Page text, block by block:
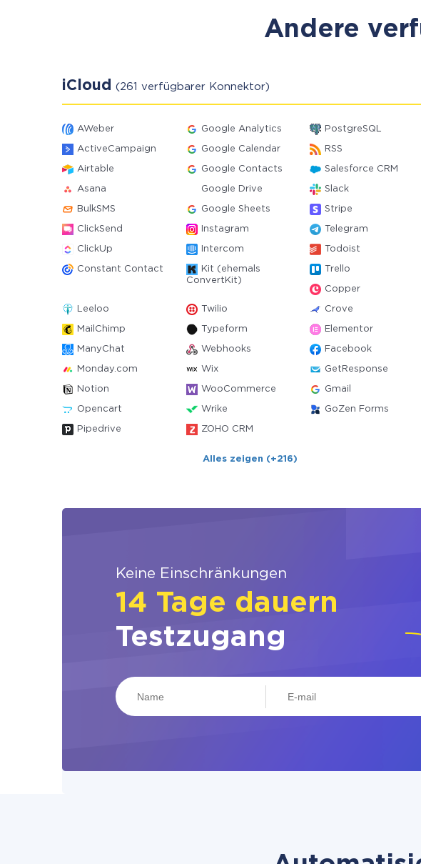
Andere
iCloud (261 verfügbarer Konnektor)
AWeber Google Analytics PostgreSQL
ActiveCampaign Google Calendar RSS
Airtable Google Contacts Salesforce CRM
Asana Google Drive Slack
BulkSMS Google Sheets Stripe
ClickSend Instagram Telegram
ClickUp Intercom Todoist
Constant Contact
Kit (ehemals
ConvertKit)
Trello
Copper
Leeloo Twilio Crove
MailChimp Typeform Elementor
ManyChat Webhooks Facebook
Monday.com Wix GetResponse
Notion WooCommerce Gmail
Opencart Wrike GoZen Forms
Pipedrive ZOHO CRM
Alles zeigen (+216)
Keine Einschränkungen
14 Tage dauern
Testzugang